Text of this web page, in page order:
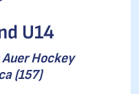
U14
Hockey
(157)